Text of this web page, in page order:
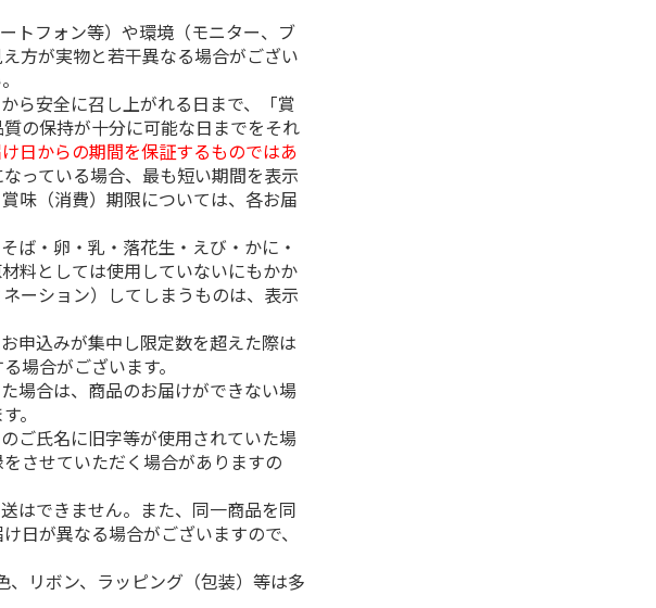
トフォン等）や環境（モニター、ブ
方が実物と若干異なる場合がござい
ら安全に召し上がれる日まで、「賞
の保持が十分に可能な日までをそれ
日からの期間を保証するものではあ
っている場合、最も短い期間を表示
味（消費）期限については、各お届
ば・卵・乳・落花生・えび・かに・
料としては使用していないにもかか
ーション）してしまうものは、表示
申込みが集中し限定数を超えた際は
場合がございます。
場合は、商品のお届けができない場
。
ご氏名に旧字等が使用されていた場
させていただく場合がありますの
はできません。また、同一商品を同
日が異なる場合がございますので、
リボン、ラッピング（包装）等は多